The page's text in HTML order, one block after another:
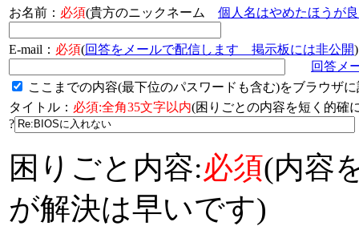
お名前： 必須(貴方のニックネーム 個人名はやめたほうが
E-mail： 必須(回答をメールで配信します 掲示板には非公開)
回答メ
ここまでの内容(最下位のパスワードも含む)をブラウザ
タイトル： 必須:全角35文字以内(困りごとの内容を短く的
?
困りごと内容:必須(内容
が解決は早いです)